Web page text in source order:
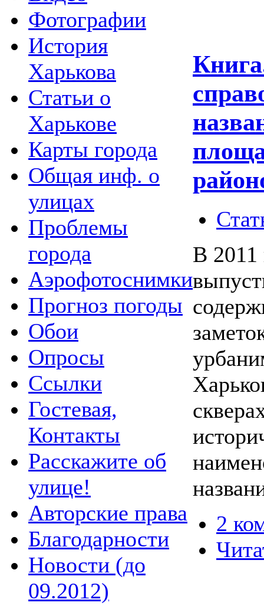
Фотографии
История
Харькова
Статьи о
Харькове
Карты города
Общая инф. о
улицах
Проблемы
города
Аэрофотоснимки
Прогноз погоды
Обои
Опросы
Ссылки
Гостевая,
Контакты
Расскажите об
улице!
Авторские права
Благодарности
Новости (до
09.2012)
В 2011
2